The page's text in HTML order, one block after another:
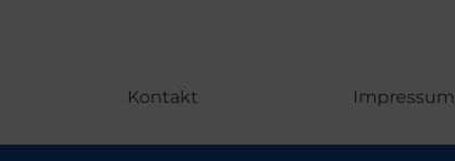
Kontakt Impressum